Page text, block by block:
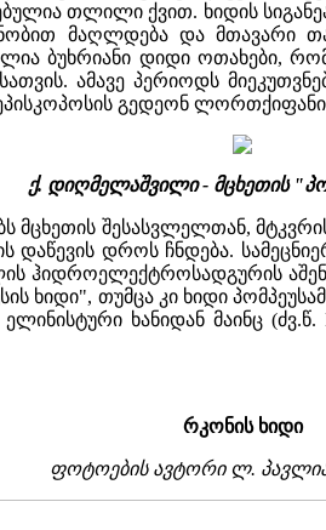
თლილი ქვით. ხიდის
მაღლდება და მთავარი
ბუხრიანი დიდი ოთახები,
ამავე პერიოდს
გედეონ
ქ. დიღმელაშვილი - მცხეთის
მცხეთის შესასვლელთან,
დროს ჩნდება.
ჰიდროელექტროსადგურის
ხიდი", თუმცა კი ხიდი
ხანიდან მაინც
რკონის ხიდი
ფოტოების ავტორი ლ.